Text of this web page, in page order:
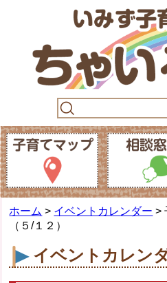
ホーム > イベントカレンダー >
（５/１２）
イベントカレン